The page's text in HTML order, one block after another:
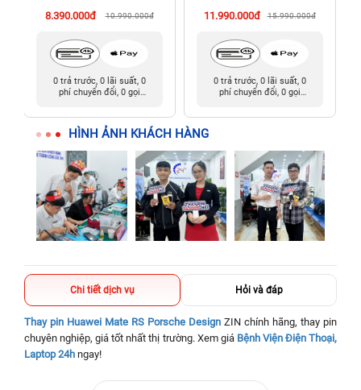
8.390.000đ
10.990.000đ
0 trả trước, 0 lãi suất, 0
phí chuyển đổi, 0 gọi
11.990.000đ
15.990.000đ
0 trả trước, 0 lãi suất, 0
phí chuyển đổi, 0 gọi
HÌNH ẢNH KHÁCH HÀNG
Chi tiết dịch vụ Hỏi và đáp
Thay pin Huawei Mate RS Porsche Design ZIN chính hãng, thay pin
chuyên nghiệp, giá tốt nhất thị trường. Xem giá Bệnh Viện Điện Thoại,
Laptop 24h ngay!